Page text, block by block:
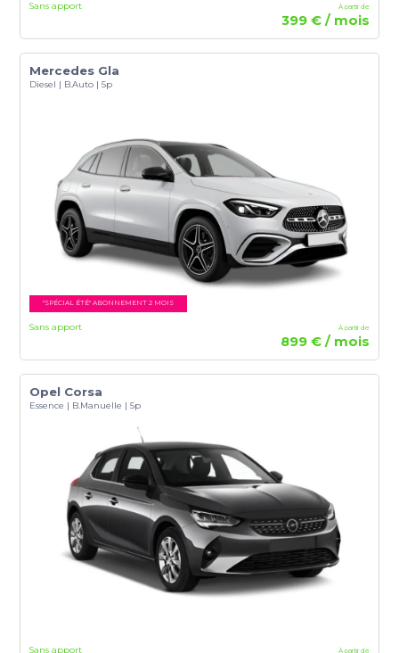
Sans apport À partir de
399 € / mois
Mercedes Gla
Diesel | B.Auto | 5p
"SPÉCIAL ÉTÉ" ABONNEMENT 2 MOIS
Sans apport À partir de
899 € / mois
Opel Corsa
Essence | B.Manuelle | 5p
Sans apport À partir de